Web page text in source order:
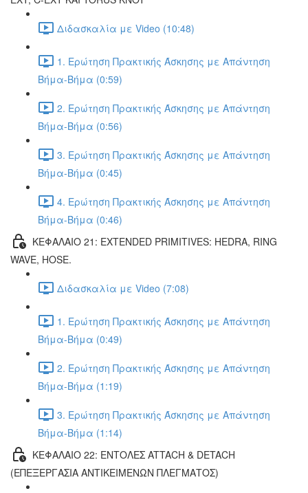
Διδασκαλία με Video (10:48)
1. Ερώτηση Πρακτικής Άσκησης με Απάντηση
Βήμα-Βήμα (0:59)
2. Ερώτηση Πρακτικής Άσκησης με Απάντηση
Βήμα-Βήμα (0:56)
3. Ερώτηση Πρακτικής Άσκησης με Απάντηση
Βήμα-Βήμα (0:45)
4. Ερώτηση Πρακτικής Άσκησης με Απάντηση
Βήμα-Βήμα (0:46)
ΚΕΦΑΛΑΙΟ 21: EXTENDED PRIMITIVES: HEDRA, RING
WAVE, HOSE.
Διδασκαλία με Video (7:08)
1. Ερώτηση Πρακτικής Άσκησης με Απάντηση
Βήμα-Βήμα (0:49)
2. Ερώτηση Πρακτικής Άσκησης με Απάντηση
Βήμα-Βήμα (1:19)
3. Ερώτηση Πρακτικής Άσκησης με Απάντηση
Βήμα-Βήμα (1:14)
ΚΕΦΑΛΑΙΟ 22: ΕΝΤΟΛΕΣ ATTACH & DETACH
(ΕΠΕΞΕΡΓΑΣΙΑ ΑΝΤΙΚΕΙΜΕΝΩΝ ΠΛΕΓΜΑΤΟΣ)